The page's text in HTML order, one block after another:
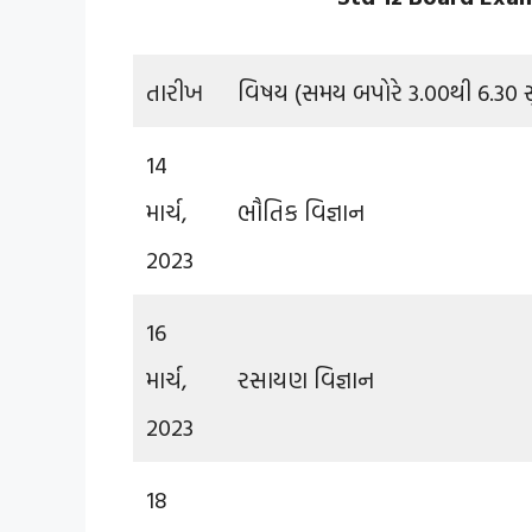
તારીખ વિષય (સમય બપોરે 3.00થી 6.30
14
માર્ચ,
2023
ભૌતિક વિજ્ઞાન
16
માર્ચ,
2023
રસાયણ વિજ્ઞાન
18